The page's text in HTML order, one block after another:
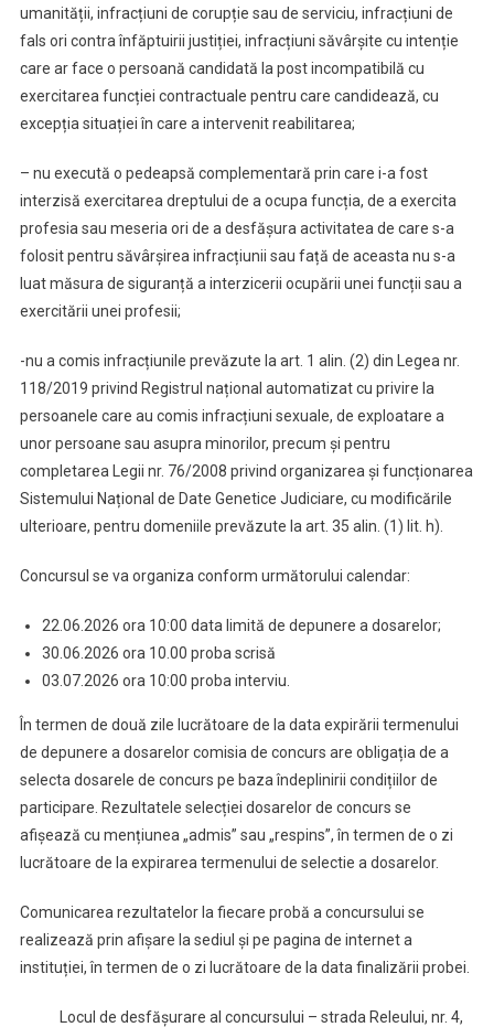
umanității, infracțiuni de corupție sau de serviciu, infracțiuni de
fals ori contra înfăptuirii justiției, infracțiuni săvârșite cu intenție
care ar face o persoană candidată la post incompatibilă cu
exercitarea funcției contractuale pentru care candidează, cu
excepția situației în care a intervenit reabilitarea;
– nu execută o pedeapsă complementară prin care i-a fost
interzisă exercitarea dreptului de a ocupa funcția, de a exercita
profesia sau meseria ori de a desfășura activitatea de care s-a
folosit pentru săvârșirea infracțiunii sau față de aceasta nu s-a
luat măsura de siguranță a interzicerii ocupării unei funcții sau a
exercitării unei profesii;
-nu a comis infracțiunile prevăzute la art. 1 alin. (2) din Legea nr.
118/2019 privind Registrul național automatizat cu privire la
persoanele care au comis infracțiuni sexuale, de exploatare a
unor persoane sau asupra minorilor, precum și pentru
completarea Legii nr. 76/2008 privind organizarea și funcționarea
Sistemului Național de Date Genetice Judiciare, cu modificările
ulterioare, pentru domeniile prevăzute la art. 35 alin. (1) lit. h).
Concursul se va organiza conform următorului calendar:
22.06.2026 ora 10:00 data limită de depunere a dosarelor;
30.06.2026 ora 10.00 proba scrisă
03.07.2026 ora 10:00 proba interviu.
În termen de două zile lucrătoare de la data expirării termenului
de depunere a dosarelor comisia de concurs are obligația de a
selecta dosarele de concurs pe baza îndeplinirii condițiilor de
participare. Rezultatele selecției dosarelor de concurs se
afișează cu mențiunea „admis” sau „respins”, în termen de o zi
lucrătoare de la expirarea termenului de selectie a dosarelor.
Comunicarea rezultatelor la fiecare probă a concursului se
realizează prin afișare la sediul și pe pagina de internet a
instituției, în termen de o zi lucrătoare de la data finalizării probei.
Locul de desfășurare al concursului – strada Releului, nr. 4,